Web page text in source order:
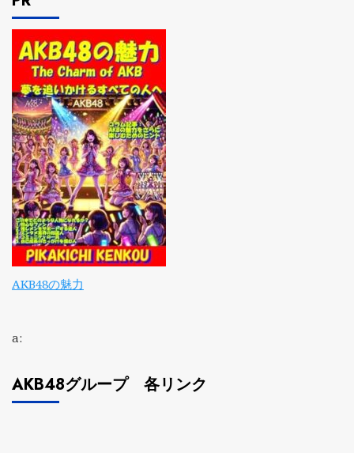
AKB48の魅力
a:
AKB48グループ 各リンク